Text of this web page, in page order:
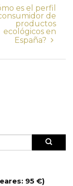
es el perfil
de
productos
ecológicos en
España?
95 €)